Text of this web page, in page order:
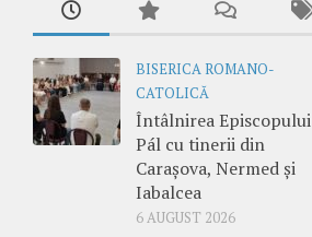
BISERICA ROMANO-
CATOLICĂ
Întâlnirea Episcopului
Pál cu tinerii din
Carașova, Nermed și
Iabalcea
6 AUGUST 2026